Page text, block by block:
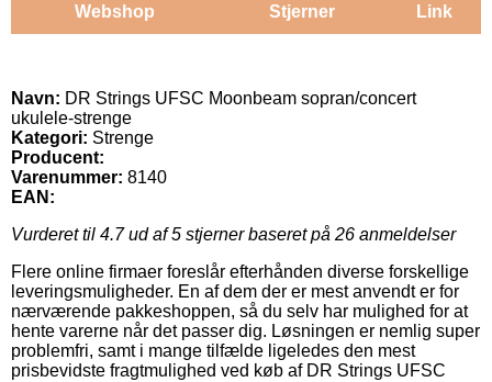
Webshop Stjerner Link
Navn: DR Strings UFSC Moonbeam sopran/concert
ukulele-strenge
Kategori: Strenge
Producent:
Varenummer: 8140
EAN:
Vurderet til 4.7ud af 5 stjerner baseret på 26 anmeldelser
Flere online firmaer foreslår efterhånden diverse forskellige
leveringsmuligheder. En af dem der er mest anvendt er for
nærværende pakkeshoppen, så du selv har mulighed for at
hente varerne når det passer dig. Løsningen er nemlig super
problemfri, samt i mange tilfælde ligeledes den mest
prisbevidste fragtmulighed ved køb af DR Strings UFSC